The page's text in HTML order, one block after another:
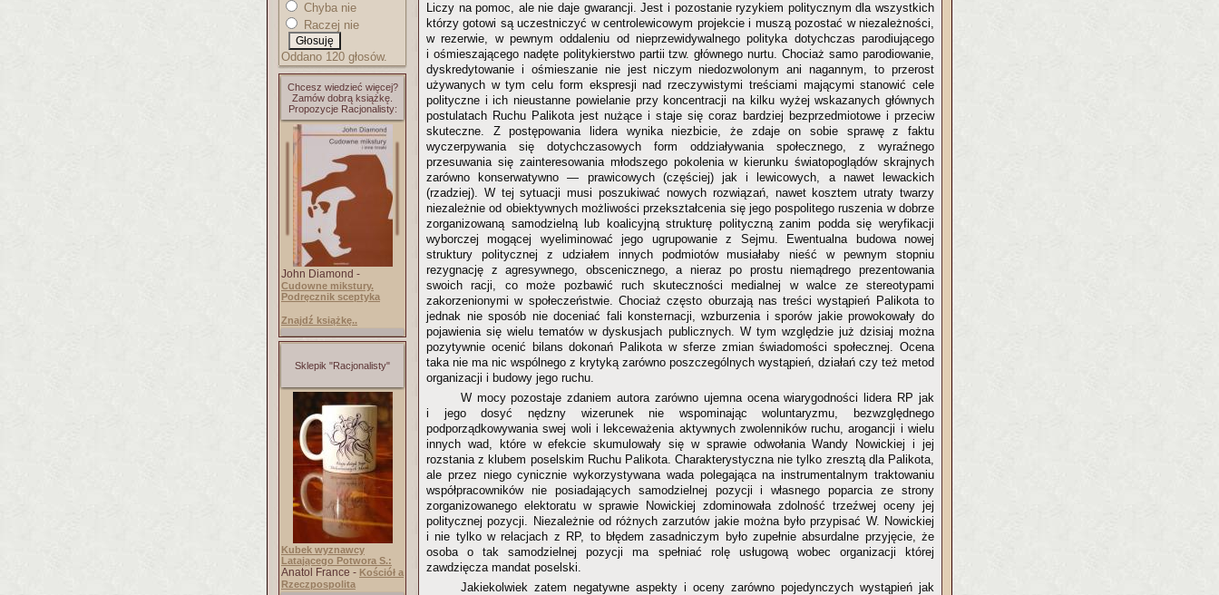
Chyba nie
Raczej nie
Oddano 120 głosów.
Chcesz wiedzieć więcej?
Zamów dobrą książkę.
Propozycje Racjonalisty:
John Diamond -
Cudowne mikstury.
Podręcznik sceptyka
Znajdź książkę..
Sklepik "Racjonalisty"
Kubek wyznawcy
Latającego Potwora S.:
Anatol France - Kościół a
Rzeczpospolita
Liczy na pomoc, ale nie daje gwarancji. Jest i pozostanie ryzykiem politycznym dla wszystkich
którzy gotowi są uczestniczyć w centrolewicowym projekcie i muszą pozostać w niezależności,
w rezerwie, w pewnym oddaleniu od nieprzewidywalnego polityka dotychczas parodiującego
i ośmieszającego nadęte politykierstwo partii tzw. głównego nurtu. Chociaż samo parodiowanie,
dyskredytowanie i ośmieszanie nie jest niczym niedozwolonym ani nagannym, to przerost
używanych w tym celu form ekspresji nad rzeczywistymi treściami mającymi stanowić cele
polityczne i ich nieustanne powielanie przy koncentracji na kilku wyżej wskazanych głównych
postulatach Ruchu Palikota jest nużące i staje się coraz bardziej bezprzedmiotowe i przeciw
skuteczne. Z postępowania lidera wynika niezbicie, że zdaje on sobie sprawę z faktu
wyczerpywania się dotychczasowych form oddziaływania społecznego, z wyraźnego
przesuwania się zainteresowania młodszego pokolenia w kierunku światopoglądów skrajnych
zarówno konserwatywno — prawicowych (częściej) jak i lewicowych, a nawet lewackich
(rzadziej). W tej sytuacji musi poszukiwać nowych rozwiązań, nawet kosztem utraty twarzy
niezależnie od obiektywnych możliwości przekształcenia się jego pospolitego ruszenia w dobrze
zorganizowaną samodzielną lub koalicyjną strukturę polityczną zanim podda się weryfikacji
wyborczej mogącej wyeliminować jego ugrupowanie z Sejmu. Ewentualna budowa nowej
struktury politycznej z udziałem innych podmiotów musiałaby nieść w pewnym stopniu
rezygnację z agresywnego, obscenicznego, a nieraz po prostu niemądrego prezentowania
swoich racji, co może pozbawić ruch skuteczności medialnej w walce ze stereotypami
zakorzenionymi w społeczeństwie. Chociaż często oburzają nas treści wystąpień Palikota to
jednak nie sposób nie doceniać fali konsternacji, wzburzenia i sporów jakie prowokowały do
pojawienia się wielu tematów w dyskusjach publicznych. W tym względzie już dzisiaj można
pozytywnie ocenić bilans dokonań Palikota w sferze zmian świadomości społecznej. Ocena
taka nie ma nic wspólnego z krytyką zarówno poszczególnych wystąpień, działań czy też metod
organizacji i budowy jego ruchu.
W mocy pozostaje zdaniem autora zarówno ujemna ocena wiarygodności lidera RP jak
i jego dosyć nędzny wizerunek nie wspominając woluntaryzmu, bezwzględnego
podporządkowywania swej woli i lekceważenia aktywnych zwolenników ruchu, arogancji i wielu
innych wad, które w efekcie skumulowały się w sprawie odwołania Wandy Nowickiej i jej
rozstania z klubem poselskim Ruchu Palikota. Charakterystyczna nie tylko zresztą dla Palikota,
ale przez niego cynicznie wykorzystywana wada polegająca na instrumentalnym traktowaniu
współpracowników nie posiadających samodzielnej pozycji i własnego poparcia ze strony
zorganizowanego elektoratu w sprawie Nowickiej zdominowała zdolność trzeźwej oceny jej
politycznej pozycji. Niezależnie od różnych zarzutów jakie można było przypisać W. Nowickiej
i nie tylko w relacjach z RP, to błędem zasadniczym było zupełnie absurdalne przyjęcie, że
osoba o tak samodzielnej pozycji ma spełniać rolę usługową wobec organizacji której
zawdzięcza mandat poselski.
Jakiekolwiek zatem negatywne aspekty i oceny zarówno pojedynczych wystąpień jak